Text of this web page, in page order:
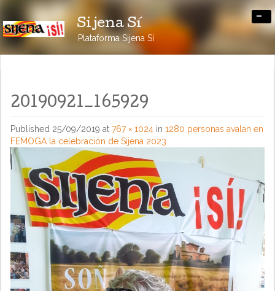
Sijena Sí
Plataforma Sijena Sí
-
20190921_165929
Published 25/09/2019 at 767 × 1024 in 1280 personas avalan en
FEMOGA la celebración de Sijena 2023